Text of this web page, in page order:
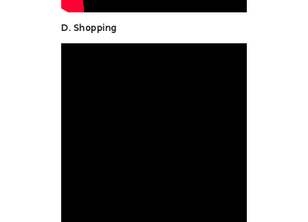
D. Shopping